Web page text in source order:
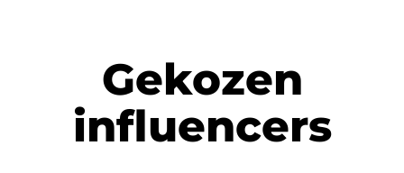
Gekozen
influencers